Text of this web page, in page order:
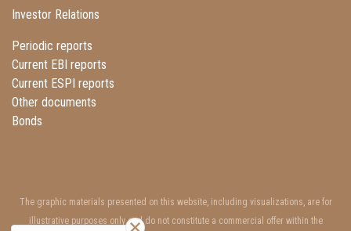
Investor Relations
Periodic reports
Current EBI reports
Current ESPI reports
Other documents
Bonds
The graphic materials presented on this website, including visualizations, are for
illustrative purposes only and do not constitute a commercial offer within the